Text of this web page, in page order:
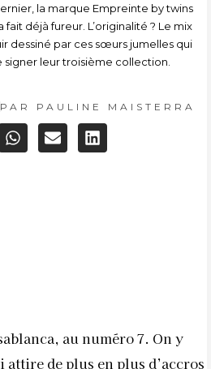
la marque Empreinte by twins
déjà fureur. L’originalité ? Le mix
dessiné par ces sœurs jumelles qui
signer leur troisième collection.
PAR PAULINE MAISTERRA
au numéro 7. On y
attire de plus en plus d’accros